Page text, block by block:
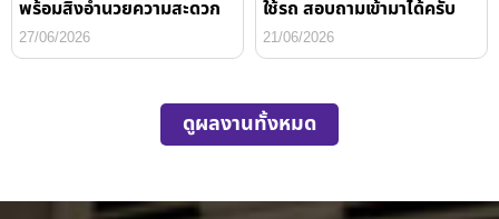
พร้อมสิ่งอำนวยความสะดวก
27/06/2026
ใช้รถ สอบถามเข้ามาได้ครับ
21/06/2026
ดูผลงานทั้งหมด